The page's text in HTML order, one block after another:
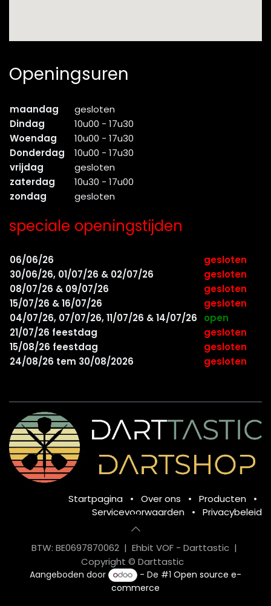
Openingsuren
maandag
gesloten
Dindag
10u00 - 17u30
Woendag
10u00 - 17u30
Donderdag
10u00 - 17u30
vrijdag
gesloten
zaterdag
10u30 - 17u00
zondag
gesloten
speciale openingstijden
06/06/26
gesloten
30/06/26, 01/07/26 & 02/07/26
gesloten
08/07/26 & 09/07/26
gesloten
15/07/26 & 16/07/26
gesloten
04/07/26, 07/07/26, 11/07/26 & 14/07/26
open
21/07/26 feestdag
gesloten
15/08/26 feestdag
gesloten
24/08/26 tem 30/08/2026
gesloten
Startpagina • Over ons • Producten
•
Servicevoorwaarden
• Privacybeleid
BTW: BE0697870062 | Ehbit VOF - Darttastic |
Copyright © Darttastic
Aangeboden door - De #1Open source e-
commerce